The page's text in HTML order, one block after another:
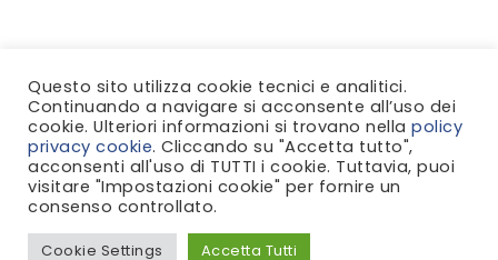
© 2021 T-innova. Tutti i diritti riservati.
Questo sito utilizza cookie tecnici e analitici.
Continuando a navigare si acconsente all’uso dei
cookie. Ulteriori informazioni si trovano nella policy
privacy cookie. Cliccando su "Accetta tutto",
acconsenti all'uso di TUTTI i cookie. Tuttavia, puoi
visitare "Impostazioni cookie" per fornire un
consenso controllato.
Cookie Settings Accetta Tutti